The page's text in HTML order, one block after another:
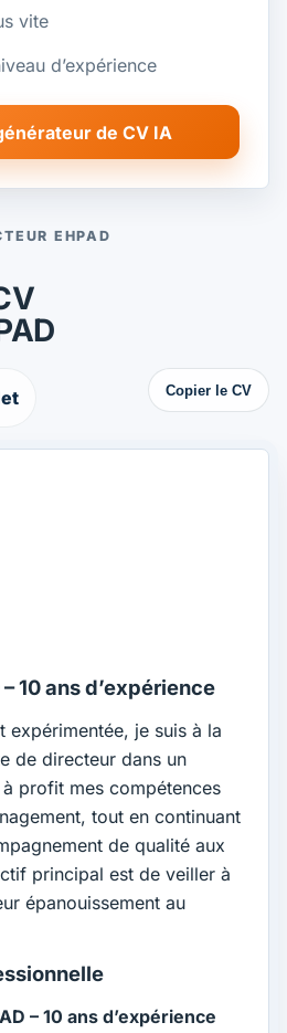
EHPAD
Copier le CV
10 ans d’expérience
expérimentée, je suis à la
de directeur dans un
profit mes compétences
tout en continuant
de qualité aux
principal est de veiller à
épanouissement au
– 10 ans d’expérience
vite
d’expérience
de CV IA